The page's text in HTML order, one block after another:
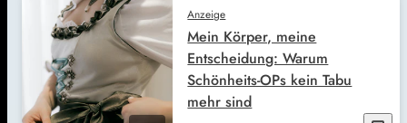
Anzeige
Mein Körper, meine
Entscheidung: Warum
Schönheits-OPs kein Tabu
mehr sind